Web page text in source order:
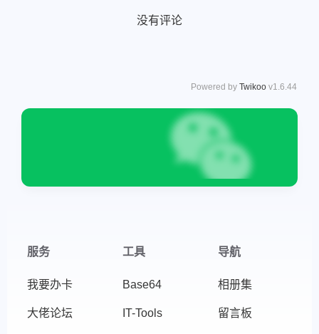
没有评论
Powered by Twikoo v1.6.44
服务
我要办卡
大佬论坛
工具
Base64
IT-Tools
导航
相册集
留言板